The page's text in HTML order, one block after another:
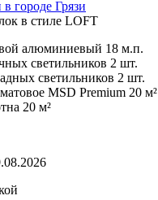
в стиле LOFT
алюминиевый 18 м.п.
светильников 2 шт.
светильников 2 шт.
MSD Premium 20 м²
20 м²